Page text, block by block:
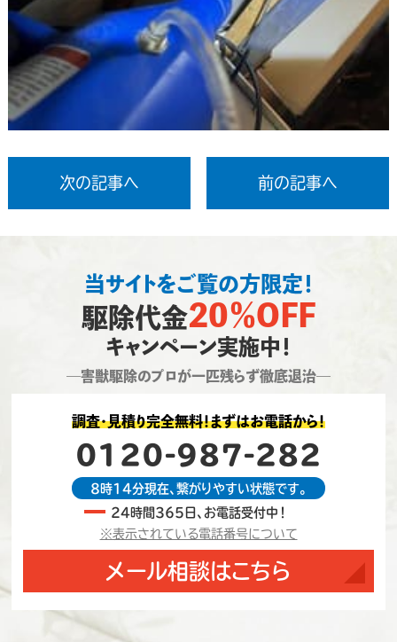
次の記事へ 前の記事へ
当サイトをご覧の方限定！
駆除代金20％OFF
キャンペーン実施中！
―害獣駆除のプロが一匹残らず徹底退治―
調査・見積り完全無料！まずはお電話から！
0120-987-282
8時14分現在、繋がりやすい状態です。
24時間365日、お電話受付中！
※表示されている電話番号について
メール相談はこちら